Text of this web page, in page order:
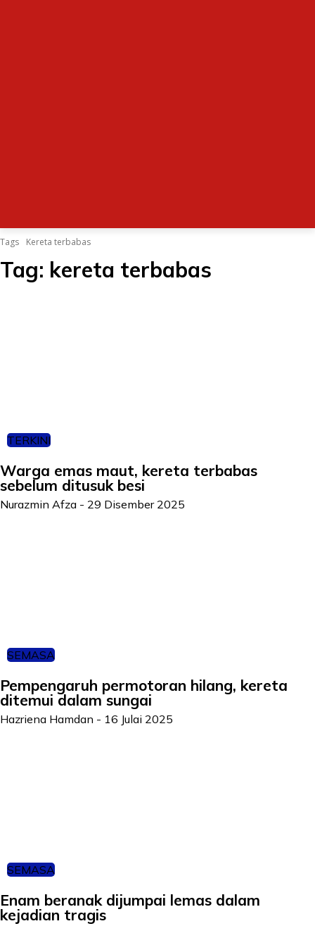
Tags Kereta terbabas
Tag: kereta terbabas
TERKINI
Warga emas maut, kereta terbabas
sebelum ditusuk besi
Nurazmin Afza - 29 Disember 2025
SEMASA
Pempengaruh permotoran hilang, kereta
ditemui dalam sungai
Hazriena Hamdan - 16 Julai 2025
SEMASA
Enam beranak dijumpai lemas dalam
kejadian tragis